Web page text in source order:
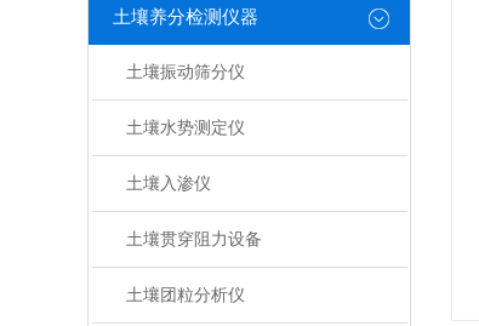
土壤养分检测仪器
土壤振动筛分仪
土壤水势测定仪
土壤入渗仪
土壤贯穿阻力设备
土壤团粒分析仪